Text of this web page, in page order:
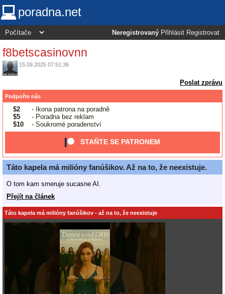
poradna.net
Neregistrovaný Přihlásit Registrovat
f8betscasinovnn
15.09.2025 07:51:36
Poslat zprávu
Podpořte nás
$2
- Ikona patrona na poradně
$5
- Poradna bez reklam
$10
- Soukromé poradenství
STAŇTE SE PATRONEM
Táto kapela má milióny fanúšikov. Až na to, že neexistuje.
O tom kam smeruje sucasne AI.
Přejít na článek
Táto kapela má milióny fanúšikov - až na to, že neexistuje